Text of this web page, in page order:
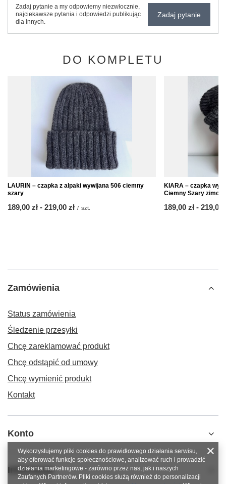
Zadaj pytanie a my odpowiemy niezwłocznie,
najciekawsze pytania i odpowiedzi publikując
dla innych.
Zadaj pytanie
DO KOMPLETU
LAURIN – czapka z alpaki wywijana 506 ciemny
szary
od
189,00 zł - do
219,00 zł / szt.
KIARA – czapka
Ciemny Szary
od
189,00 zł - do
219,00
Zamówienia
Status zamówienia
Śledzenie przesyłki
Chcę zareklamować produkt
Chcę odstąpić od umowy
Chcę wymienić produkt
Kontakt
Konto
Informacje
Wykorzystujemy pliki cookies do prawidłowego działania serwisu,
aby oferować funkcje społecznościowe, analizować ruch i prowadzić
działania marketingowe - zarówno przez nas, jak i naszych
Zaufanych Partnerów. Pliki cookies służą również do personalizacji